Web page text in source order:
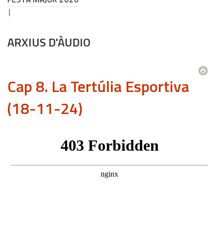
ARXIUS D'ÀUDIO
Cap 8. La Tertúlia Esportiva
(18-11-24)